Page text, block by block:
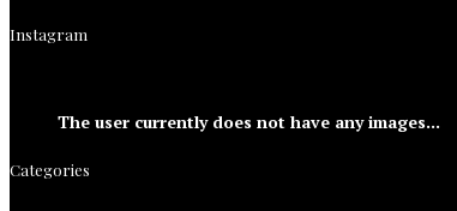
Instagram
The user currently does not have any images...
Categories